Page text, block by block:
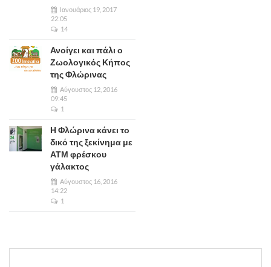
Ιανουάριος 19, 2017
22:05
14
Ανοίγει και πάλι ο
Ζωολογικός Κήπος
της Φλώρινας
Αύγουστος 12, 2016
09:45
1
Η Φλώρινα κάνει το
δικό της ξεκίνημα με
ΑΤΜ φρέσκου
γάλακτος
Αύγουστος 16, 2016
14:22
1